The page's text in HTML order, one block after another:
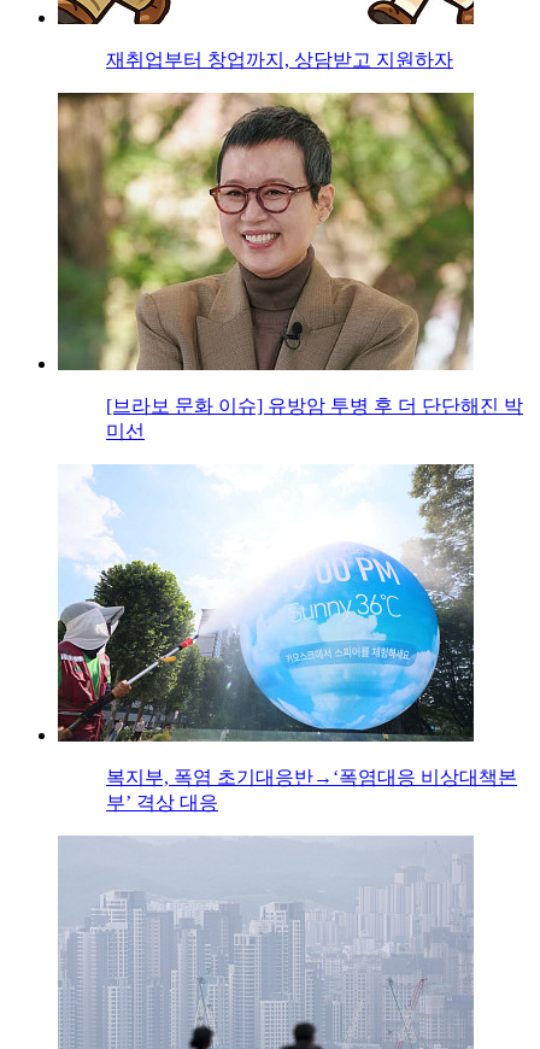
재취업부터 창업까지, 상담받고 지원하자
[브라보 문화 이슈] 유방암 투병 후 더 단단해진 박
미선
복지부, 폭염 초기대응반→‘폭염대응 비상대책본
부’ 격상 대응